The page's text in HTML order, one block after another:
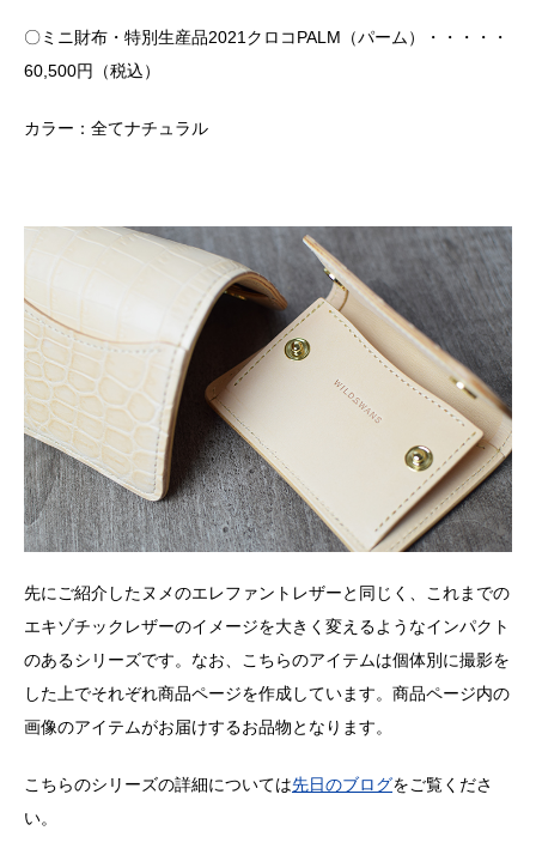
〇ミニ財布・特別生産品2021クロコPALM（パーム）・・・・・
60,500円（税込）
カラー：全てナチュラル
先にご紹介したヌメのエレファントレザーと同じく、これまでの
エキゾチックレザーのイメージを大きく変えるようなインパクト
のあるシリーズです。なお、こちらのアイテムは個体別に撮影を
した上でそれぞれ商品ページを作成しています。商品ページ内の
画像のアイテムがお届けするお品物となります。
こちらのシリーズの詳細については先日のブログをご覧くださ
い。